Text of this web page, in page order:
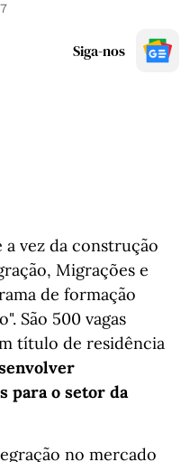
Siga-nos
vez da construção
Migrações e
de formação
São 500 vagas
título de residência
para o setor da
no mercado